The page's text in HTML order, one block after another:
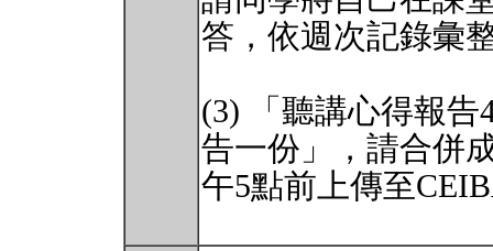
答，依週次記錄彙
(3) 「聽講心得報
告一份」，請合併
午5點前上傳至